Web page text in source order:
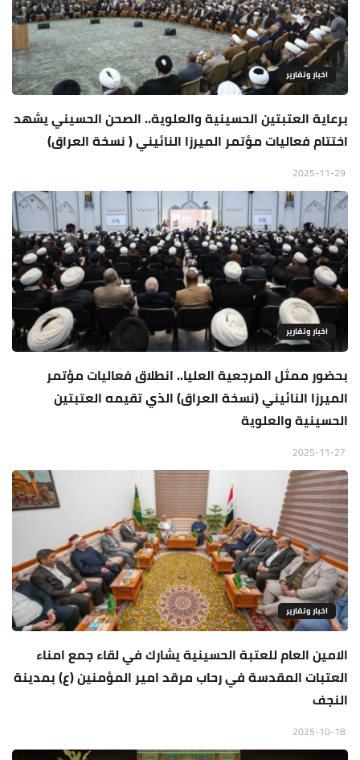
اخبار وتقارير
برعاية العتبتين الحسينية والعلوية.. الصحن الحسيني يشهد
اختتام فعاليات مؤتمر الميرزا النائيني ( نسخة العراق)
اخبار وتقارير
بحضور ممثل المرجعية العليا.. انطلاق فعاليات مؤتمر
الميرزا النائيني (نسخة العراق) الذي تقيمه العتبتين
الحسينية والعلوية
اخبار وتقارير
الامين العام للعتبة الحسينية يشارك في لقاء جمع امناء
العتبات المقدسة في رحاب مرقد امير المؤمنين (ع) بمدينة
النجف